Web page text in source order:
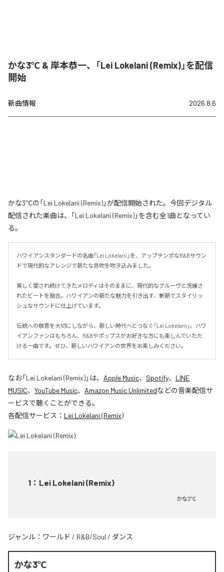
かな3℃ & 岸本恭一、「Lei Lokelani (Remix)」を配信
開始
新曲情報 2026.8.6
かな3℃の「Lei Lokelani (Remix)」が配信開始された。今回デジタル
配信された楽曲は、「Lei Lokelani (Remix)」を含む全1曲となってい
る。
ハワイアンスタンダードの名曲「Lei Lokelani」を、アップテンポなR&Bサウン
ドで現代的なアレンジで新たな息吹を吹き込みました。
美しく愛され続けてきたメロディはそのままに、現代的なグルーヴと洗練さ
れたビートを融合。ハワイアンの新たな魅力を引き出す、斬新でスタイリッ
シュなサウンドに仕上げています。
伝統への敬意を大切にしながら、新しい時代へとつなぐ「Lei Lokelani」。ハワ
イアンファンはもちろん、R&Bやポップスがお好きな方にも楽しんでいただ
ける一曲です。ぜひ、新しいハワイアンの世界をお楽しみください。
なお「Lei Lokelani (Remix)」は、 Apple Music、 Spotify、 LINE
MUSIC、 YouTube Music、 Amazon Music Unlimitedなどの音楽配信サ
ービスで聴くことができる。
各配信サービス： Lei Lokelani (Remix)
1 ： Lei Lokelani (Remix)
かな3℃
ジャンル： ワールド / R&B/Soul / ダンス
かな3℃